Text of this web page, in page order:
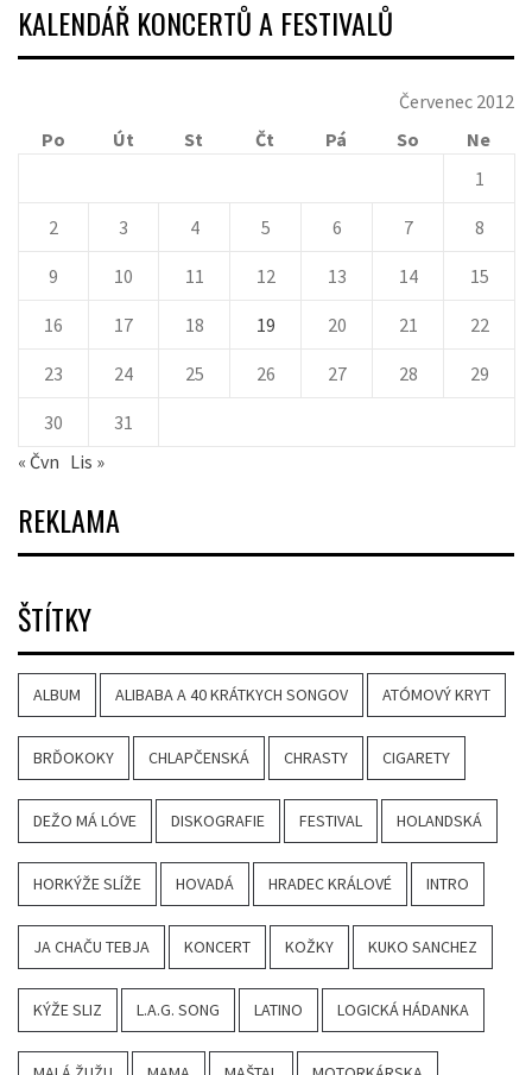
KALENDÁŘ KONCERTŮ A FESTIVALŮ
Červenec 2012
Po
Út St Čt Pá So
Ne
1
2 3 4 5 6 7 8
9 10 11 12 13 14 15
16 17 18 19 20 21 22
23 24 25 26 27 28 29
30
31
« Čvn Lis »
REKLAMA
ŠTÍTKY
ALBUM ALIBABA A 40 KRÁTKYCH SONGOV ATÓMOVÝ KRYT
BRĎOKOKY CHLAPČENSKÁ CHRASTY CIGARETY
DEŽO MÁ LÓVE DISKOGRAFIE FESTIVAL HOLANDSKÁ
HORKÝŽE SLÍŽE HOVADÁ HRADEC KRÁLOVÉ INTRO
JA CHAČU TEBJA KONCERT KOŽKY KUKO SANCHEZ
KÝŽE SLIZ L.A.G. SONG LATINO LOGICKÁ HÁDANKA